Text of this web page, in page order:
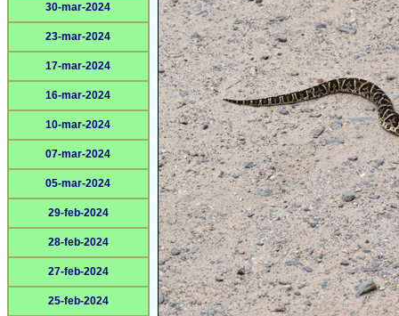
30-mar-2024
23-mar-2024
17-mar-2024
16-mar-2024
10-mar-2024
07-mar-2024
05-mar-2024
29-feb-2024
28-feb-2024
27-feb-2024
25-feb-2024